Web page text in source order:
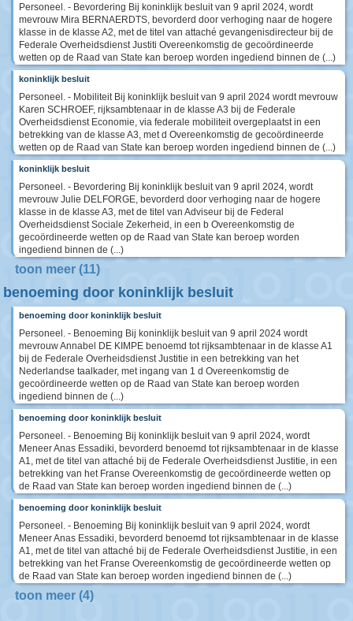
Personeel. - Bevordering Bij koninklijk besluit van 9 april 2024, wordt
mevrouw Mira BERNAERDTS, bevorderd door verhoging naar de hogere
klasse in de klasse A2, met de titel van attaché gevangenisdirecteur bij de
Federale Overheidsdienst Justiti Overeenkomstig de gecoördineerde
wetten op de Raad van State kan beroep worden ingediend binnen de (...)
koninklijk besluit
Personeel. - Mobiliteit Bij koninklijk besluit van 9 april 2024 wordt mevrouw
Karen SCHROEF, rijksambtenaar in de klasse A3 bij de Federale
Overheidsdienst Economie, via federale mobiliteit overgeplaatst in een
betrekking van de klasse A3, met d Overeenkomstig de gecoördineerde
wetten op de Raad van State kan beroep worden ingediend binnen de (...)
koninklijk besluit
Personeel. - Bevordering Bij koninklijk besluit van 9 april 2024, wordt
mevrouw Julie DELFORGE, bevorderd door verhoging naar de hogere
klasse in de klasse A3, met de titel van Adviseur bij de Federal
Overheidsdienst Sociale Zekerheid, in een b Overeenkomstig de
gecoördineerde wetten op de Raad van State kan beroep worden
ingediend binnen de (...)
toon meer (11)
benoeming door koninklijk besluit
benoeming door koninklijk besluit
Personeel. - Benoeming Bij koninklijk besluit van 9 april 2024 wordt
mevrouw Annabel DE KIMPE benoemd tot rijksambtenaar in de klasse A1
bij de Federale Overheidsdienst Justitie in een betrekking van het
Nederlandse taalkader, met ingang van 1 d Overeenkomstig de
gecoördineerde wetten op de Raad van State kan beroep worden
ingediend binnen de (...)
benoeming door koninklijk besluit
Personeel. - Benoeming Bij koninklijk besluit van 9 april 2024, wordt
Meneer Anas Essadiki, bevorderd benoemd tot rijksambtenaar in de klasse
A1, met de titel van attaché bij de Federale Overheidsdienst Justitie, in een
betrekking van het Franse Overeenkomstig de gecoördineerde wetten op
de Raad van State kan beroep worden ingediend binnen de (...)
benoeming door koninklijk besluit
Personeel. - Benoeming Bij koninklijk besluit van 9 april 2024, wordt
Meneer Anas Essadiki, bevorderd benoemd tot rijksambtenaar in de klasse
A1, met de titel van attaché bij de Federale Overheidsdienst Justitie, in een
betrekking van het Franse Overeenkomstig de gecoördineerde wetten op
de Raad van State kan beroep worden ingediend binnen de (...)
toon meer (4)